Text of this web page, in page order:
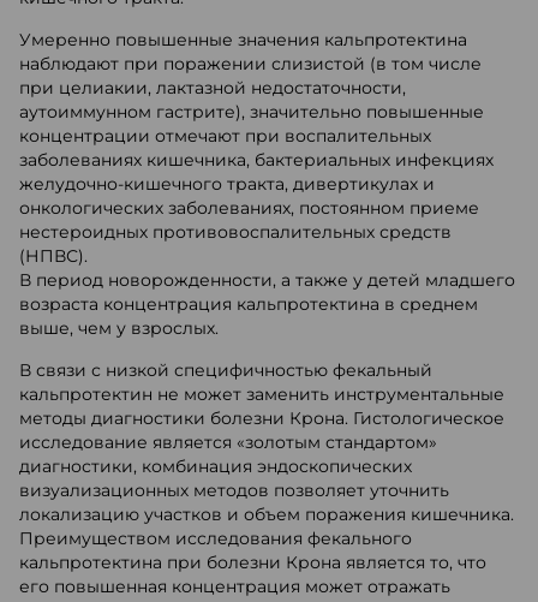
Умеренно повышенные значения кальпротектина
наблюдают при поражении слизистой (в том числе
при целиакии, лактазной недостаточности,
аутоиммунном гастрите), значительно повышенные
концентрации отмечают при воспалительных
заболеваниях кишечника, бактериальных инфекциях
желудочно-кишечного тракта, дивертикулах и
онкологических заболеваниях, постоянном приеме
нестероидных противовоспалительных средств
(НПВС).
В период новорожденности, а также у детей младшего
возраста концентрация кальпротектина в среднем
выше, чем у взрослых.
В связи с низкой специфичностью фекальный
кальпротектин не может заменить инструментальные
методы диагностики болезни Крона. Гистологическое
исследование является «золотым стандартом»
диагностики, комбинация эндоскопических
визуализационных методов позволяет уточнить
локализацию участков и объем поражения кишечника.
Преимуществом исследования фекального
кальпротектина при болезни Крона является то, что
его повышенная концентрация может отражать